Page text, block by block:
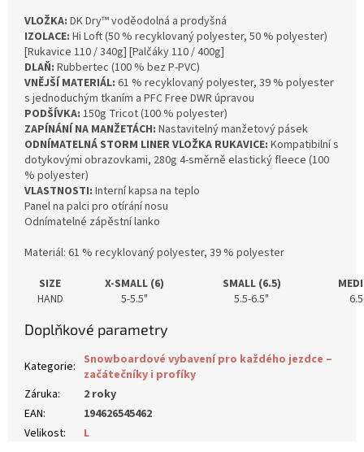
VLOŽKA: DK Dry™ voděodolná a prodyšná
IZOLACE: Hi Loft (50 % recyklovaný polyester, 50 % polyester)
[Rukavice 110 / 340g] [Palčáky 110 / 400g]
DLAŇ: Rubbertec (100 % bez P-PVC)
VNĚJŠÍ MATERIÁL: 61 % recyklovaný polyester, 39 % polyester
s jednoduchým tkaním a PFC Free DWR úpravou
PODŠÍVKA: 150g Tricot (100 % polyester)
ZAPÍNÁNÍ NA MANŽETÁCH: Nastavitelný manžetový pásek
ODNÍMATELNÁ STORM LINER VLOŽKA RUKAVICE: Kompatibilní s
dotykovými obrazovkami, 280g 4-směrně elastický fleece (100
% polyester)
VLASTNOSTI: Interní kapsa na teplo
Panel na palci pro otírání nosu
Odnímatelné zápěstní lanko
Materiál: 61 % recyklovaný polyester, 39 % polyester
SIZE
X-SMALL (6) SMALL (6.5)
HAND
5-5.5" 5.5-6.5"
Doplňkové parametry
Kategorie: Snowboardové vybavení pro každého jezdce –
začátečníky i profíky
Záruka:
2 roky
EAN:
194626545462
Velikost: L